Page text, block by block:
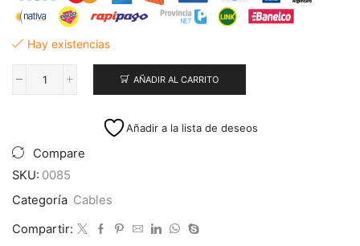
Hay existencias
Cable
10m
Rojo/Negro
cantidad
AÑADIR AL CARRITO
Añadir a la lista de deseos
Compare
SKU: 0085
Categoría Cables
Compartir: